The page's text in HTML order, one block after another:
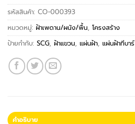
รหัสสินค้า: CO-000393
หมวดหมู่: ฝ้าเพดาน/ผนัง/พื้น, โครงสร้าง
ป้ายกำกับ: SCG, ฝ้าแขวน, แผ่นฝ้า, แผ่นฝ้าทีบาร์
คำอธิบาย